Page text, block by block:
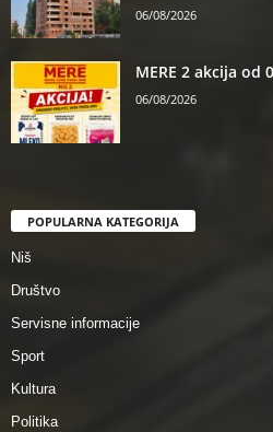
06/08/2026
MERE 2 akcija od
06/08/2026
POPULARNA KATEGORIJA
Niš
Društvo
Servisne informacije
Sport
Kultura
Politika